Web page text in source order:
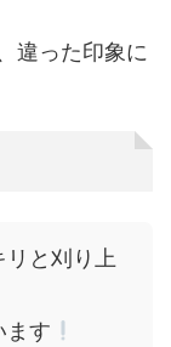
違った印象に
と刈り上
ます